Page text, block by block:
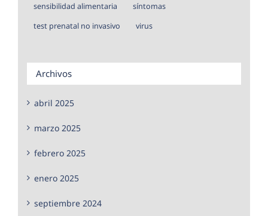
sensibilidad alimentaria
síntomas
test prenatal no invasivo
virus
Archivos
abril 2025
marzo 2025
febrero 2025
enero 2025
septiembre 2024